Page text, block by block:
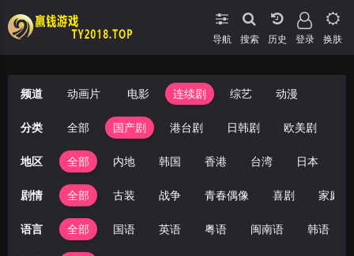
导航 搜索 登录 换肤
频道 动画片 电影 连续剧 综艺 动漫
分类 全部 国产剧 港台剧 日韩剧 欧美剧
地区 全部 内地 韩国 香港 台湾 日本
剧情 全部 古装 战争 青春偶像 喜剧 家庭
语言 全部 国语 英语 粤语 闽南语 韩语